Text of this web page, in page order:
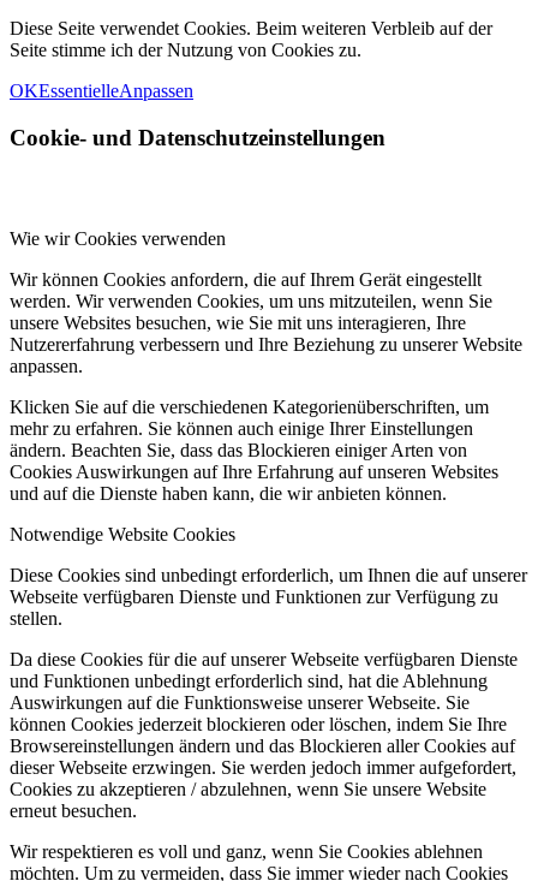
Diese Seite verwendet Cookies. Beim weiteren Verbleib auf der
Seite stimme ich der Nutzung von Cookies zu.
OKEssentielleAnpassen
Cookie- und Datenschutzeinstellungen
Wie wir Cookies verwenden
Wir können Cookies anfordern, die auf Ihrem Gerät eingestellt
werden. Wir verwenden Cookies, um uns mitzuteilen, wenn Sie
unsere Websites besuchen, wie Sie mit uns interagieren, Ihre
Nutzererfahrung verbessern und Ihre Beziehung zu unserer Website
anpassen.
Klicken Sie auf die verschiedenen Kategorienüberschriften, um
mehr zu erfahren. Sie können auch einige Ihrer Einstellungen
ändern. Beachten Sie, dass das Blockieren einiger Arten von
Cookies Auswirkungen auf Ihre Erfahrung auf unseren Websites
und auf die Dienste haben kann, die wir anbieten können.
Notwendige Website Cookies
Diese Cookies sind unbedingt erforderlich, um Ihnen die auf unserer
Webseite verfügbaren Dienste und Funktionen zur Verfügung zu
stellen.
Da diese Cookies für die auf unserer Webseite verfügbaren Dienste
und Funktionen unbedingt erforderlich sind, hat die Ablehnung
Auswirkungen auf die Funktionsweise unserer Webseite. Sie
können Cookies jederzeit blockieren oder löschen, indem Sie Ihre
Browsereinstellungen ändern und das Blockieren aller Cookies auf
dieser Webseite erzwingen. Sie werden jedoch immer aufgefordert,
Cookies zu akzeptieren / abzulehnen, wenn Sie unsere Website
erneut besuchen.
Wir respektieren es voll und ganz, wenn Sie Cookies ablehnen
möchten. Um zu vermeiden, dass Sie immer wieder nach Cookies